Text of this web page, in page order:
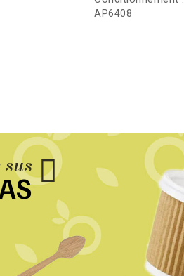
AP6408